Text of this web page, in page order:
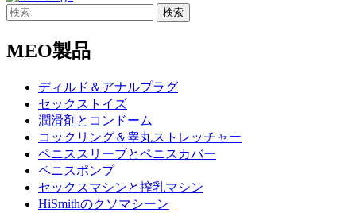
検索
MEO製品
ディルド＆アナルプラグ
セックストイズ
潤滑剤とコンドーム
コックリング＆睾丸ストレッチャー
ペニススリーブとペニスカバー
ペニスポンプ
セックスマシンと搾乳マシン
HiSmithのクソマシーン